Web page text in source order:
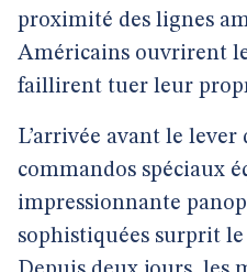
proximité des lignes
Américains ouvrirent
faillirent tuer leur
L’arrivée avant le
commandos spéciaux
impressionnante
sophistiquées surprit